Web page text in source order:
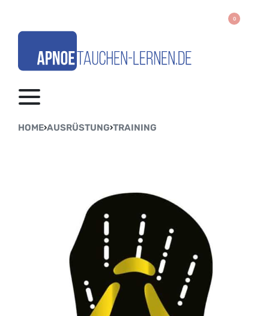
0
HOME›AUSRÜSTUNG›TRAINING